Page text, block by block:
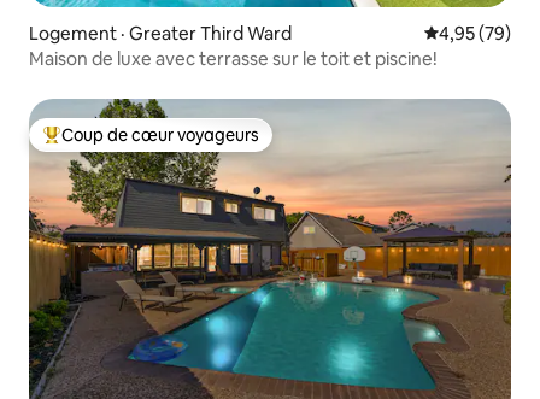
Logement · Greater Third Ward Note
4,95 (79)
Maison de luxe avec terrasse sur le toit et piscine!
Coup de cœur voyageurs parmi les plus aimés
Coup de cœur voyageurs